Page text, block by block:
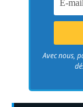
Avec nous,